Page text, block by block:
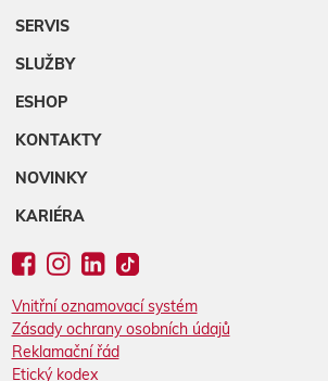
SERVIS
SLUŽBY
ESHOP
KONTAKTY
NOVINKY
KARIÉRA
Vnitřní oznamovací systém
Zásady ochrany osobních údajů
Reklamační řád
Etický kodex